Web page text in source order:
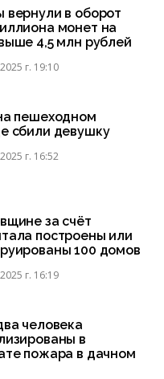
вернули в оборот
монет на
4,5 млн рублей
г. 19:10
пешеходном
сбили девушку
г. 16:52
за счёт
построены или
100 домов
г. 16:19
человека
в
пожара в дачном